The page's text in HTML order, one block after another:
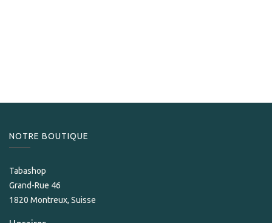
NOTRE BOUTIQUE
Tabashop
Grand-Rue 46
1820 Montreux, Suisse